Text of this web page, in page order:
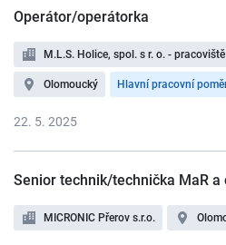
Operátor/operátorka
M.L.S. Holice, spol. s r. o. -
Olomoucký Hlavní pracovní
22. 5. 2025
Senior technik/technička MaR
MICRONIC Přerov s.r.o.